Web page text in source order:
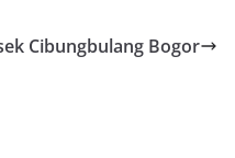
Cibungbulang Bogor